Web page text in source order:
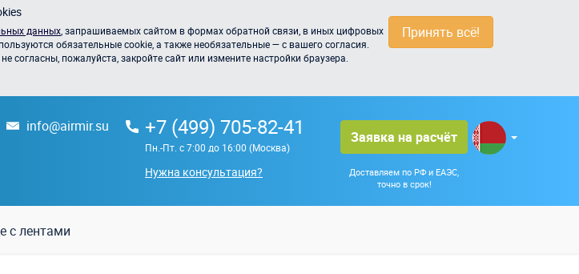
Принять всё!
данных , запрашиваемых сайтом в формах обратной связи, в иных цифровых
обязательные cookie, а также необязательные — с вашего согласия.
пожалуйста, закройте сайт или измените настройки браузера.
info@airmir.su +7 (499) 705-82-41
Пн.-Пт. с 7:00 до 16:00 (Москва)
Нужна консультация?
Заявка на расчёт
Доставляем по РФ и ЕАЭС,
точно в срок!
с лентами